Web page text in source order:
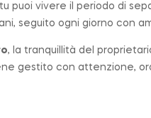
puoi vivere il periodo di
seguito ogni giorno con
, la tranquillità del
gestito con attenzione,